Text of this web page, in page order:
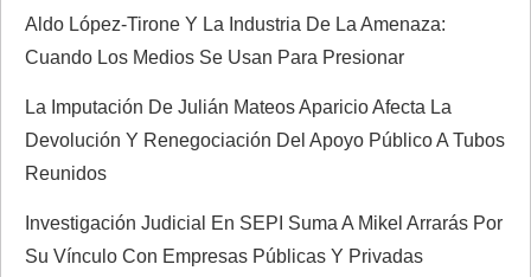
a
d
a
s
Aldo López-Tirone Y La Industria De La Amenaza:
Cuando Los Medios Se Usan Para Presionar
La Imputación De Julián Mateos Aparicio Afecta La
Devolución Y Renegociación Del Apoyo Público A Tubos
Reunidos
Investigación Judicial En SEPI Suma A Mikel Arrarás Por
Su Vínculo Con Empresas Públicas Y Privadas